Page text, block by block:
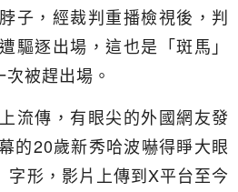
子，經裁判重播檢視後，判
驅逐出場，這也是「斑馬」
被趕出場。
流傳，有眼尖的外國網友發
的20歲新秀哈波嚇得睜大眼
字形，影片上傳到X平台至今